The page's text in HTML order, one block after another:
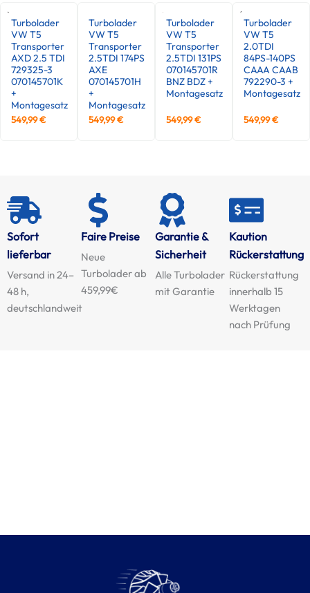
Turbolader
VW T5
Transporter
AXD 2.5 TDI
729325-3
070145701K
+
Montagesatz
549,99€
Turbolader
VW T5
Transporter
2.5TDI 174PS
AXE
070145701H
+
Montagesatz
549,99€
Turbolader
VW T5
Transporter
2.5TDI 131PS
070145701R
BNZ BDZ +
Montagesatz
549,99€
Turbolader
VW T5
2.0TDI
84PS-140PS
CAAA CAAB
792290-3 +
Montagesatz
549,99€
Sofort
lieferbar
Versand in 24–
48 h,
deutschlandweit
Faire Preise
Neue
Turbolader ab
459,99€
Garantie &
Sicherheit
Alle Turbolader
mit Garantie
Kaution
Rückerstattung
Rückerstattung
innerhalb 15
Werktagen
nach Prüfung